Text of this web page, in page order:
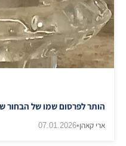
הותר לפרסום שמו של הבחור
ארי קאהן•
07.01.2026